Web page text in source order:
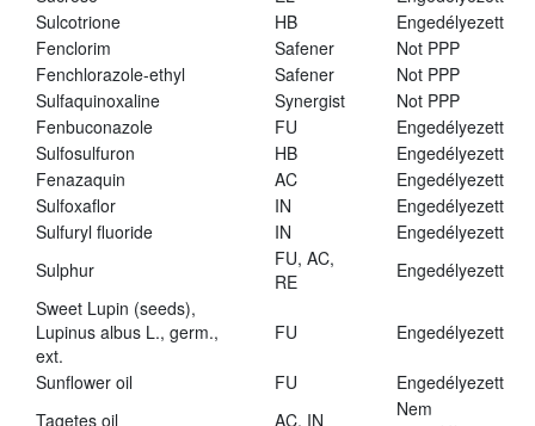
Sulcotrione
HB
Engedélyezett
Fenclorim
Safener
Not PPP
Fenchlorazole-ethyl
Safener
Not PPP
Sulfaquinoxaline
Synergist
Not PPP
Fenbuconazole
FU
Engedélyezett
Sulfosulfuron
HB
Engedélyezett
Fenazaquin
AC
Engedélyezett
Sulfoxaflor
IN
Engedélyezett
Sulfuryl fluoride
IN
Engedélyezett
Sulphur
FU, AC,
RE
Engedélyezett
Sweet Lupin (seeds),
Lupinus albus L., germ.,
ext.
FU Engedélyezett
Sunflower oil FU
Engedélyezett
Tagetes oil
AC, IN
Nem